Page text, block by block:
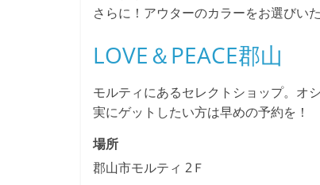
さらに！アウターのカラーをお選びい
LOVE＆PEACE郡山
モルティにあるセレクトショップ。オ
実にゲットしたい方は早めの予約を！
場所
郡山市モルティ 2Ｆ